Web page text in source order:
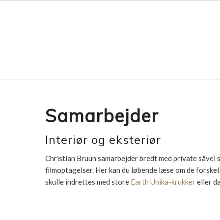
Samarbejder
Interiør og eksteriør
Christian Bruun samarbejder bredt med private
filmoptagelser. Her kan du løbende læse om de
skulle indrettes med store Earth Unika-krukkereller da